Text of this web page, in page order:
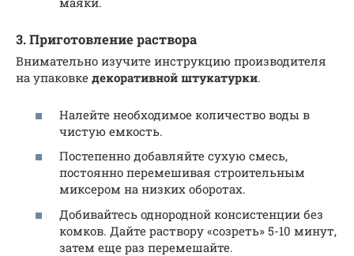
3. Приготовление раствора
Внимательно изучите инструкцию производителя
на упаковке декоративной штукатурки.
Налейте необходимое количество воды в
чистую емкость.
Постепенно добавляйте сухую смесь,
постоянно перемешивая строительным
миксером на низких оборотах.
Добивайтесь однородной консистенции без
комков. Дайте раствору «созреть» 5-10 минут,
затем еще раз перемешайте.